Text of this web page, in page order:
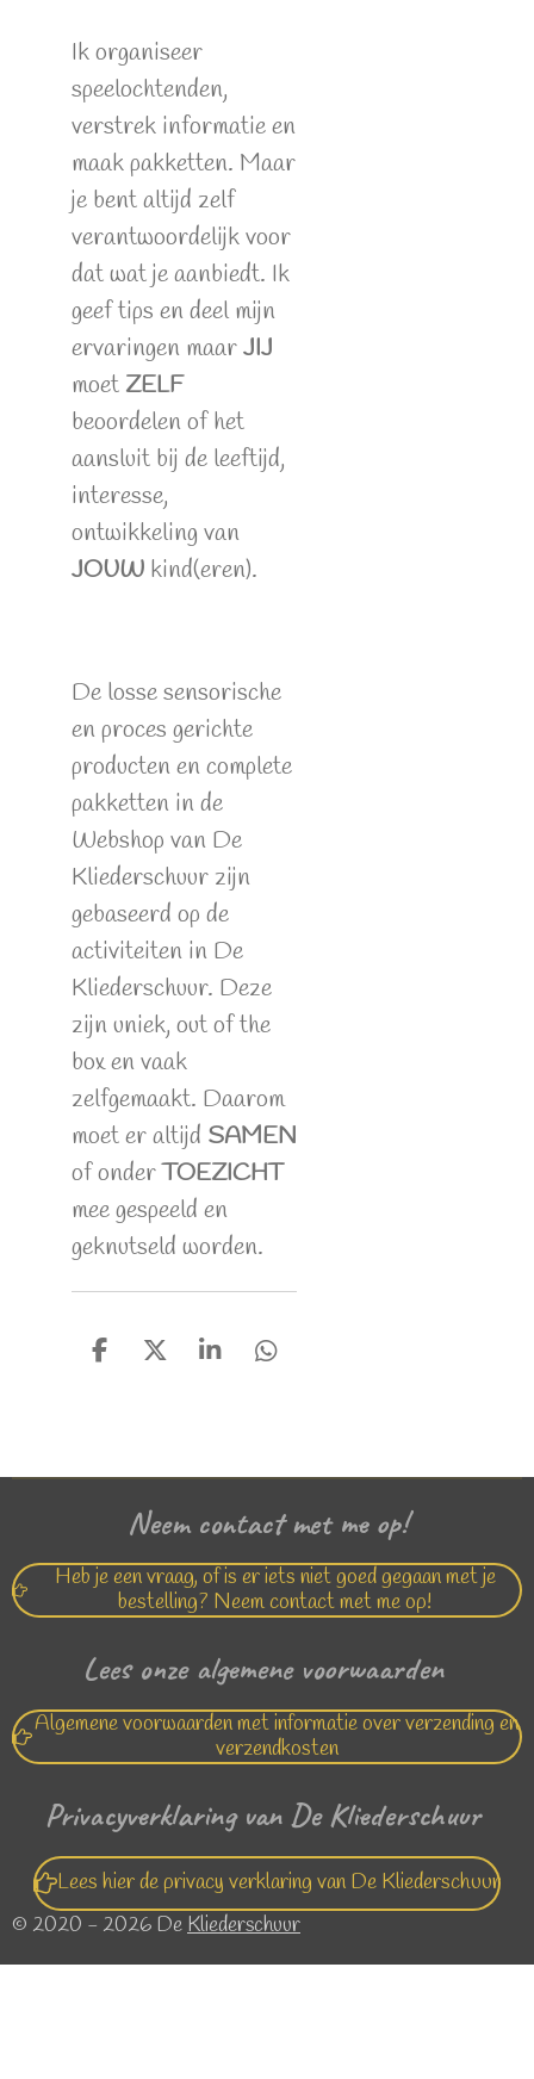
Ik organiseer
speelochtenden,
verstrek informatie en
maak pakketten. Maar
je bent altijd zelf
verantwoordelijk voor
dat wat je aanbiedt. Ik
geef tips en deel mijn
ervaringen maarJIJ
moet ZELF
beoordelen of het
aansluit bij de leeftijd,
interesse,
ontwikkeling van
JOUW kind(eren).
De losse sensorische
en proces gerichte
producten en complete
pakketten in de
Webshop van De
Kliederschuur zijn
gebaseerd op de
activiteiten in De
Kliederschuur. Deze
zijn uniek, out of the
box en vaak
zelfgemaakt. Daarom
moet er altijd SAMEN
of onderTOEZICHT
mee gespeeld en
geknutseld worden.
D
D
S
D
Neem contact met me op!
Heb je een vraag, of is er iets niet goed gegaan met je
bestelling? Neem contact met me op!
Lees onze algemene voorwaarden
Algemene voorwaarden met informatie over verzending en
verzendkosten
Privacyverklaring van De Kliederschuur
Lees hier de privacy verklaring van De Kliederschuur
© 2020 - 2026 DeKliederschuur